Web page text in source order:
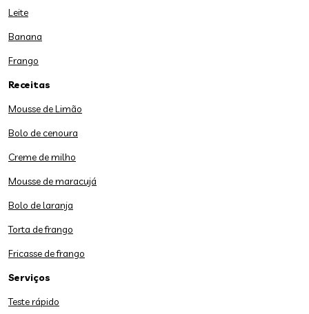
Leite
Banana
Frango
Receitas
Mousse de Limão
Bolo de cenoura
Creme de milho
Mousse de maracujá
Bolo de laranja
Torta de frango
Fricasse de frango
Serviços
Teste rápido